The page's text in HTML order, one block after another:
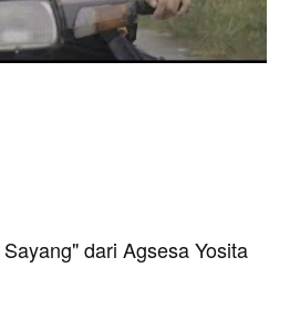
dari Agsesa Yosita